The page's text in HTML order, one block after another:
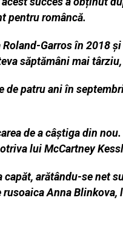
pentru româncă.
Garros în 2018
săptămâni mai
patru ani în
de a câștiga din
lui McCartney
capăt, arătându-se net
Anna Blinkova,